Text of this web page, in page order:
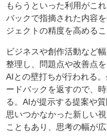
もらうといった利用がこ
バックで指摘された内容
ジェクトの精度を高めるこ
ビジネスや創作活動など
整理し、問題点や改善点
AIとの壁打ちが行われる
ードバックを返すので、
る。AIが提示する提案や
思いつかなかった新しい
こともあり、思考の幅が広